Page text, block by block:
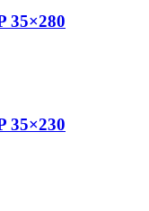
35×280
35×230